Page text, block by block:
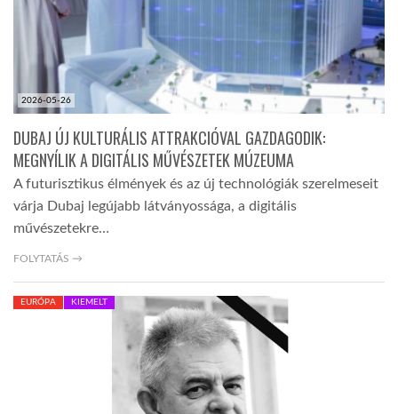
AUSZTRÁLIA
A VILÁG ITTHON
GLOBOTV BP
TROPICALMAGAZIN
2026-05-26
DUBAJ ÚJ KULTURÁLIS ATTRAKCIÓVAL GAZDAGODIK:
MEGNYÍLIK A DIGITÁLIS MŰVÉSZETEK MÚZEUMA
A futurisztikus élmények és az új technológiák szerelmeseit
várja Dubaj legújabb látványossága, a digitális
művészetekre…
FOLYTATÁS →
EURÓPA KIEMELT